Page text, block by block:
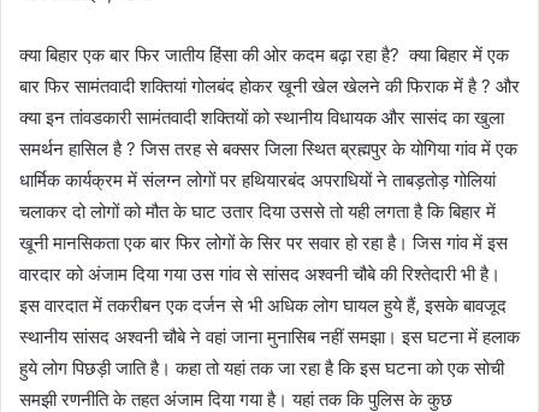
क्या बिहार एक बार फिर जातीय हिंसा की ओर कदम बढ़ा रहा है? क्या बिहार में एक
बार फिर सामंतवादी शक्तियां गोलबंद होकर खूनी खेल खेलने की फिराक में है ? और
क्या इन तांवडकारी सामंतवादी शक्तियों को स्थानीय विधायक और सासंद का खुला
समर्थन हासिल है ? जिस तरह से बक्सर जिला स्थित ब्रह्मपुर के योगिया गांव में एक
धार्मिक कार्यक्रम में संलग्न लोगों पर हथियारबंद अपराधियों ने ताबड़तोड़ गोलियां
चलाकर दो लोगों को मौत के घाट उतार दिया उससे तो यही लगता है कि बिहार में
खूनी मानसिकता एक बार फिर लोगों के सिर पर सवार हो रहा है। जिस गांव में इस
वारदार को अंजाम दिया गया उस गांव से सांसद अश्वनी चौबे की रिश्तेदारी भी है।
इस वारदात में तकरीबन एक दर्जन से भी अधिक लोग घायल हुये हैं, इसके बावजूद
स्थानीय सांसद अश्वनी चौबे ने वहां जाना मुनासिब नहीं समझा। इस घटना में हलाक
हुये लोग पिछड़ी जाति है। कहा तो यहां तक जा रहा है कि इस घटना को एक सोची
समझी रणनीति के तहत अंजाम दिया गया है। यहां तक कि पुलिस के कुछ